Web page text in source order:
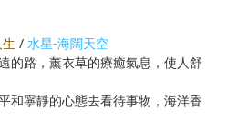
/ 水星-海闊天空
的路，薰衣草的療癒氣息，使人舒
和寧靜的心態去看待事物，海洋香